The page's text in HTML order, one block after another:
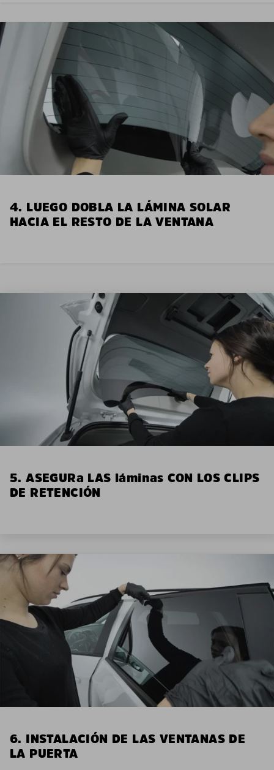
4. LUEGO DOBLA LA LÁMINA SOLAR
HACIA EL RESTO DE LA VENTANA
5. ASEGURa LAS láminas CON LOS CLIPS
DE RETENCIÓN
6. INSTALACIÓN DE LAS VENTANAS DE
LA PUERTA